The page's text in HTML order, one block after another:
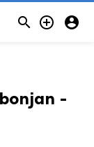
  
-